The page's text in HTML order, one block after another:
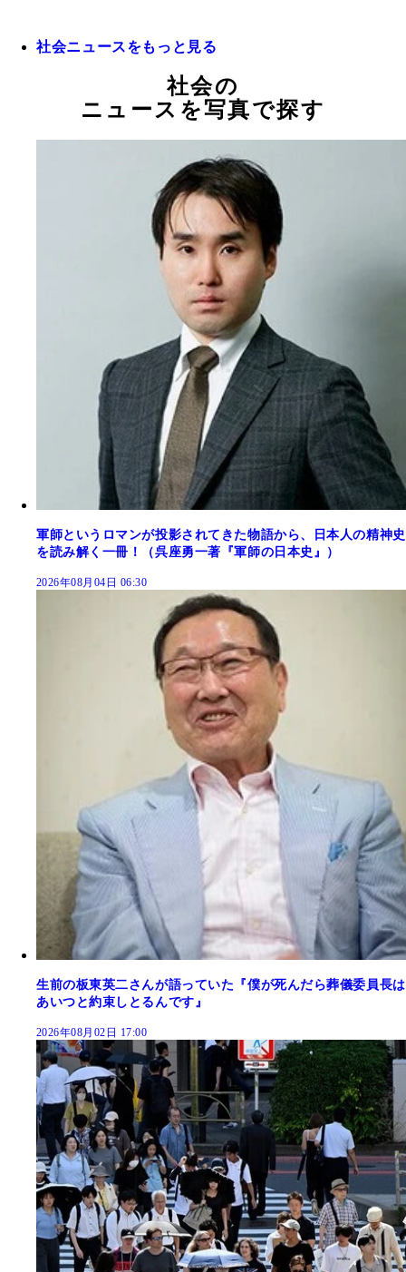
社会ニュースをもっと見る
社会の
ニュースを写真で探す
軍師というロマンが投影されてきた物語から、日本人の精神史
を読み解く一冊！（呉座勇一著『軍師の日本史』）
2026年08月04日 06:30
生前の板東英二さんが語っていた『僕が死んだら葬儀委員長は
あいつと約束しとるんです』
2026年08月02日 17:00